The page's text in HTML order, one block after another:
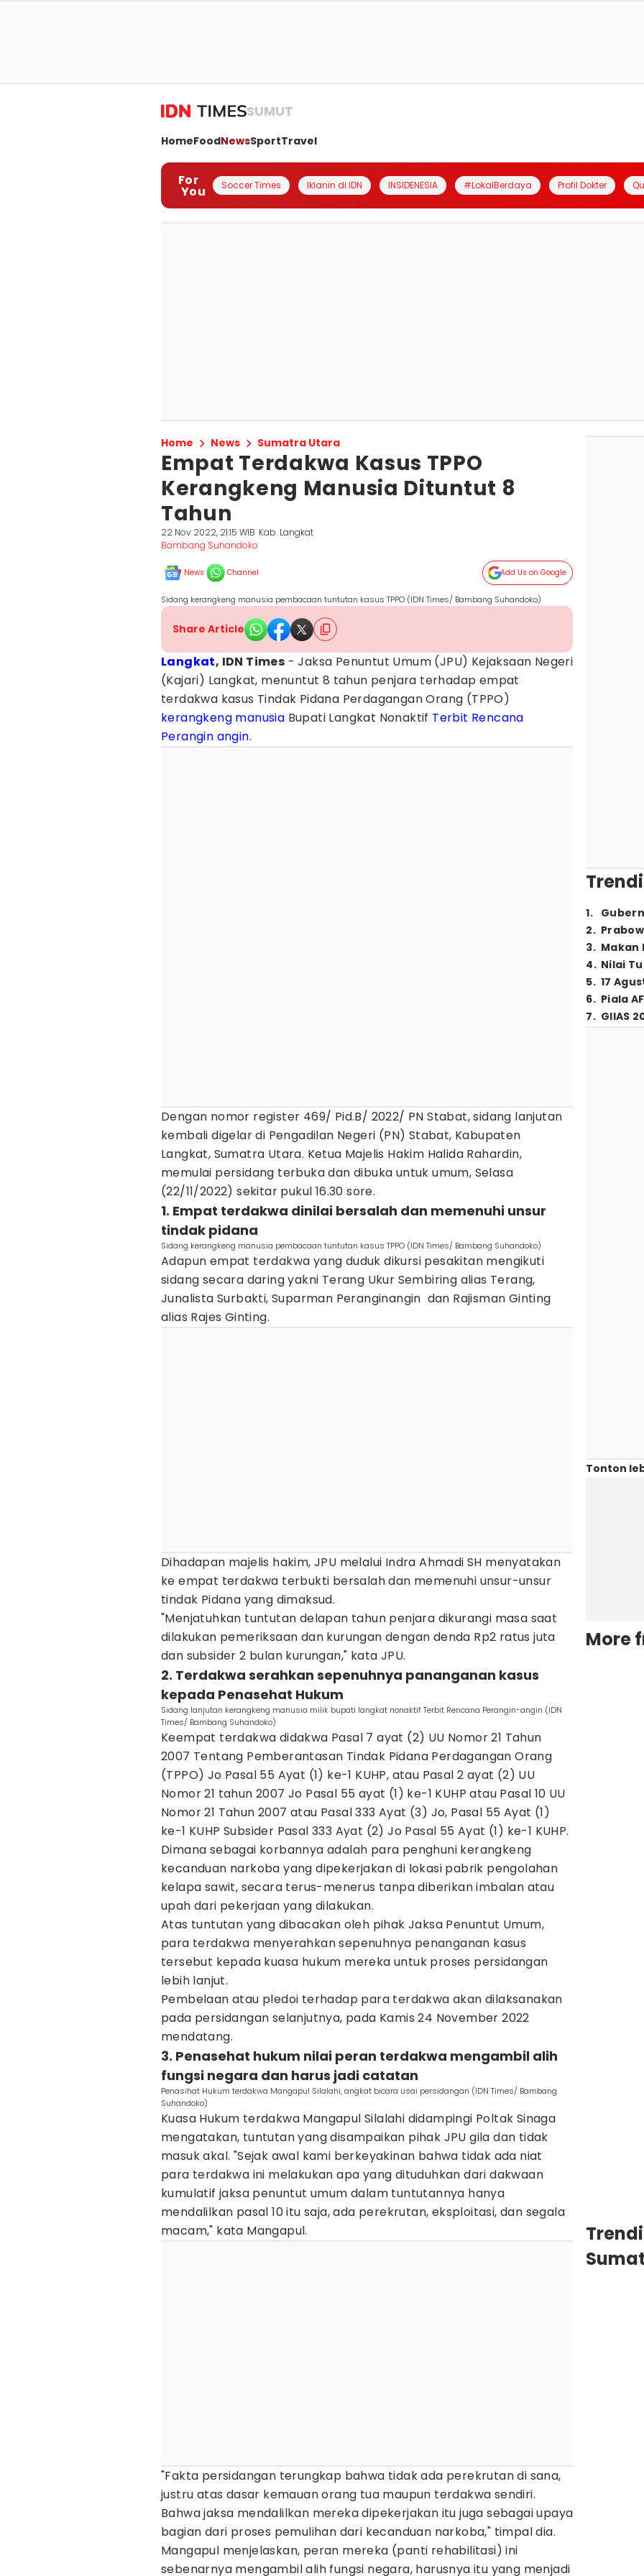
SUMUT
HomeFoodNewsSportTravel
For
You Soccer Times Iklanin di IDN INSIDENESIA #LokalBerdaya Profil Dokter
Home News Sumatra Utara
Empat Terdakwa Kasus TPPO
Kerangkeng Manusia Dituntut 8
Tahun
22 Nov 2022, 21:15 WIB Kab. Langkat
Bambang Suhandoko
News Channel Add Us on Google
Sidang kerangkeng manusia pembacaan tuntutan kasus TPPO (IDN Times/ Bambang Suhandoko)
Share Article
Langkat, IDN Times - Jaksa Penuntut Umum (JPU) Kejaksaan Negeri
(Kajari) Langkat, menuntut 8 tahun penjara terhadap empat
terdakwa kasus Tindak Pidana Perdagangan Orang (TPPO)
kerangkeng manusia Bupati Langkat Nonaktif Terbit Rencana
Perangin angin.
Dengan nomor register 469/ Pid.B/ 2022/ PN Stabat, sidang lanjutan
kembali digelar di Pengadilan Negeri (PN) Stabat, Kabupaten
Langkat, Sumatra Utara. Ketua Majelis Hakim Halida Rahardin,
memulai persidang terbuka dan dibuka untuk umum, Selasa
(22/11/2022) sekitar pukul 16.30 sore.
1. Empat terdakwa dinilai bersalah dan memenuhi unsur
tindak pidana
Sidang kerangkeng manusia pembacaan tuntutan kasus TPPO (IDN Times/ Bambang Suhandoko)
Adapun empat terdakwa yang duduk dikursi pesakitan mengikuti
sidang secara daring yakni Terang Ukur Sembiring alias Terang,
Junalista Surbakti, Suparman Peranginangin dan Rajisman Ginting
alias Rajes Ginting.
Dihadapan majelis hakim, JPU melalui Indra Ahmadi SH menyatakan
ke empat terdakwa terbukti bersalah dan memenuhi unsur-unsur
tindak Pidana yang dimaksud.
"Menjatuhkan tuntutan delapan tahun penjara dikurangi masa saat
dilakukan pemeriksaan dan kurungan dengan denda Rp2 ratus juta
dan subsider 2 bulan kurungan," kata JPU.
2. Terdakwa serahkan sepenuhnya pananganan kasus
kepada Penasehat Hukum
Sidang lanjutan kerangkeng manusia milik bupati langkat nonaktif Terbit Rencana Perangin-angin (IDN
Times/ Bambang Suhandoko)
Keempat terdakwa didakwa Pasal 7 ayat (2) UU Nomor 21 Tahun
2007 Tentang Pemberantasan Tindak Pidana Perdagangan Orang
(TPPO) Jo Pasal 55 Ayat (1) ke-1 KUHP, atau Pasal 2 ayat (2) UU
Nomor 21 tahun 2007 Jo Pasal 55 ayat (1) ke-1 KUHP atau Pasal 10 UU
Nomor 21 Tahun 2007 atau Pasal 333 Ayat (3) Jo, Pasal 55 Ayat (1)
ke-1 KUHP Subsider Pasal 333 Ayat (2) Jo Pasal 55 Ayat (1) ke-1 KUHP.
Dimana sebagai korbannya adalah para penghuni kerangkeng
kecanduan narkoba yang dipekerjakan di lokasi pabrik pengolahan
kelapa sawit, secara terus-menerus tanpa diberikan imbalan atau
upah dari pekerjaan yang dilakukan.
Atas tuntutan yang dibacakan oleh pihak Jaksa Penuntut Umum,
para terdakwa menyerahkan sepenuhnya penanganan kasus
tersebut kepada kuasa hukum mereka untuk proses persidangan
lebih lanjut.
Pembelaan atau pledoi terhadap para terdakwa akan dilaksanakan
pada persidangan selanjutnya, pada Kamis 24 November 2022
mendatang.
3. Penasehat hukum nilai peran terdakwa mengambil alih
fungsi negara dan harus jadi catatan
Penasihat Hukum terdakwa Mangapul Silalahi, angkat bicara usai persidangan (IDN Times/ Bambang
Suhandoko)
Kuasa Hukum terdakwa Mangapul Silalahi didampingi Poltak Sinaga
mengatakan, tuntutan yang disampaikan pihak JPU gila dan tidak
masuk akal. "Sejak awal kami berkeyakinan bahwa tidak ada niat
para terdakwa ini melakukan apa yang dituduhkan dari dakwaan
kumulatif jaksa penuntut umum dalam tuntutannya hanya
mendalilkan pasal 10 itu saja, ada perekrutan, eksploitasi, dan segala
macam," kata Mangapul.
"Fakta persidangan terungkap bahwa tidak ada perekrutan di sana,
justru atas dasar kemauan orang tua maupun terdakwa sendiri.
Bahwa jaksa mendalilkan mereka dipekerjakan itu juga sebagai upaya
bagian dari proses pemulihan dari kecanduan narkoba," timpal dia.
Mangapul menjelaskan, peran mereka (panti rehabilitasi) ini
sebenarnya mengambil alih fungsi negara, harusnya itu yang menjadi
1.
2.
3. Makan
4. Nilai
5. 17
6. Piala
7. GIIAS
Tonton
More